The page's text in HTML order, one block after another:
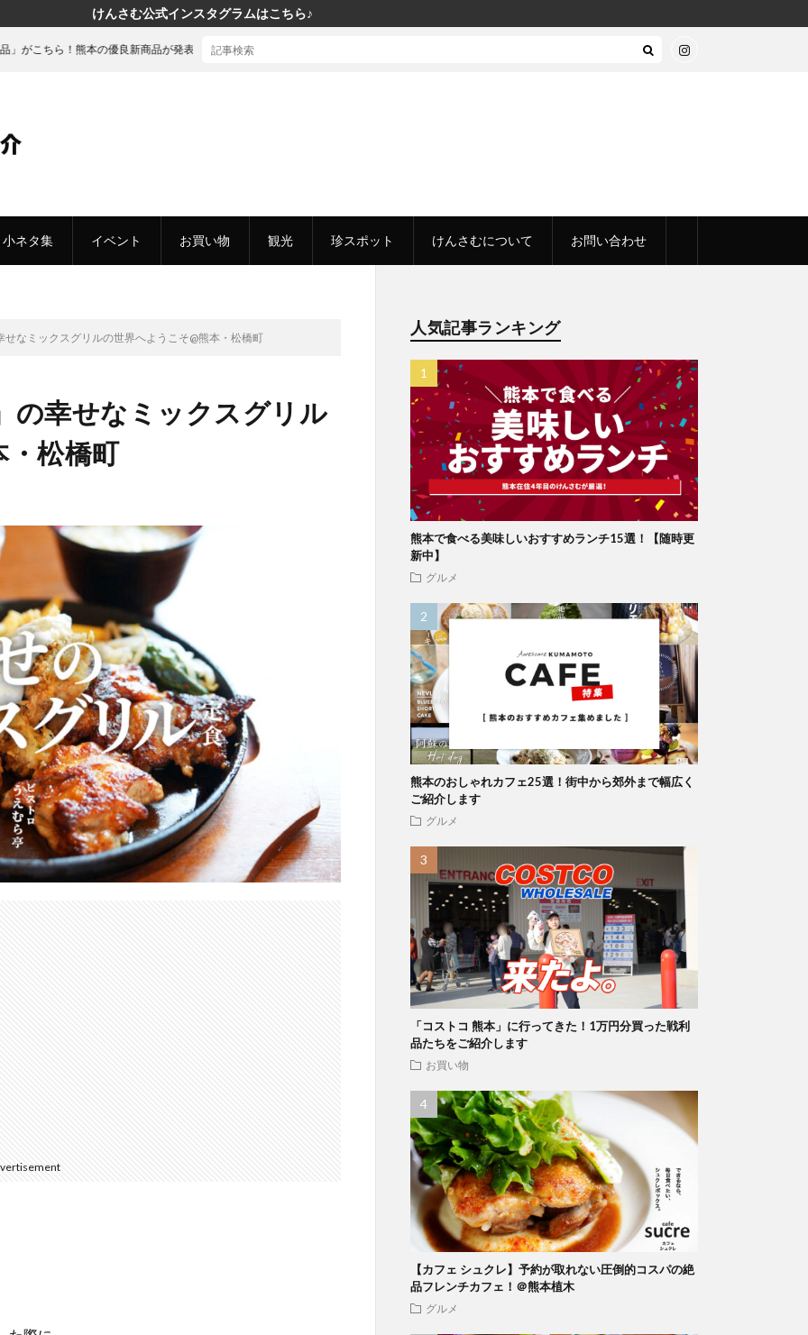
けんさむ公式インスタグラムはこちら♪
小ネタ集 イベント お買い物 観光 珍スポット けんさむについて お問い合わせ
本の優良新商品が発表されました
なミックスグリルの世界へようこそ@熊本・松橋町
の幸せなミックスグリル
・松橋町
人気記事ランキング
熊本で食べる美味しいおすすめランチ15選！【随時更
新中】
グルメ
熊本のおしゃれカフェ25選！街中から郊外まで幅広く
ご紹介します
グルメ
「コストコ 熊本」に行ってきた！1万円分買った戦利
品たちをご紹介します
お買い物
【カフェ シュクレ】予約が取れない圧倒的コスパの絶
品フレンチカフェ！＠熊本植木
グルメ